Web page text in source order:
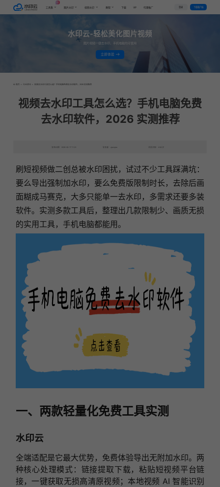
工具集 图片水印 视频水印 教程 下载 VIP 代理推广 登录 下载客户端
水印云-轻松美化图片视频
图片视频一键去水印，手机电脑均可使用
立即体验
首页 > 行业资讯 > 视频去水印工具怎么选？手机电脑免费去水印软件，2026 实测推荐
视频去水印工具怎么选？手机电脑免费
去水印软件，2026 实测推荐
发布日期：2026-06-17 11:23 发表者：qianqian 浏览次数：464次
刷短视频做二创总被水印困扰，试过不少工具踩满坑：
要么导出强制加水印，要么免费版限制时长，去除后画
面糊成马赛克，大多只能单一去水印，多需求还要多装
软件。实测多款工具后，整理出几款限制少、画质无损
的实用工具，手机电脑都能用。
一、两款轻量化免费工具实测
水印云
全端适配是它最大优势，免费体验导出无附加水印。两
种核心处理模式：链接提取下载，粘贴短视频平台链
接，一键获取无损高清原视频；本地视频 AI 智能识别